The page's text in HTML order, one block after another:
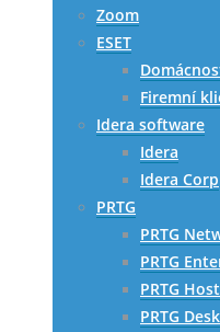
Zoom
ESET
Firemní
Idera software
Idera
Idera Corp
PRTG
PRTG
PRTG
PRTG
PRTG